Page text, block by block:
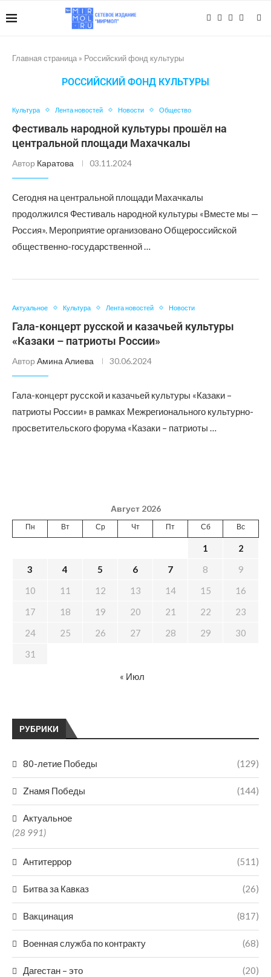
Главная страница » Российский фонд культуры
РОССИЙСКИЙ ФОНД КУЛЬТУРЫ
Культура Лента новостей Новости Общество
Фестиваль народной культуры прошёл на
центральной площади Махачкалы
Автор Каратова 03.11.2024
Сегодня на центральной площади Махачкалы
продолжился Фестиваль народной культуры «Вместе мы —
Россия». Мероприятие организовано Общероссийской
общественно-государственной …
Актуальное Культура Лента новостей Новости
Гала-концерт русской и казачьей культуры
«Казаки – патриоты России»
Автор Амина Алиева 30.06.2024
Гала-концерт русской и казачьей культуры «Казаки –
патриоты России» в рамках Межрегионального культурно-
просветительского форума «Казаки – патриоты …
РУБРИКИ
80-летие Победы (129)
Zнамя Победы (144)
Актуальное
(28 991)
Антитеррор (511)
Битва за Кавказ (26)
Вакцинация (817)
Военная служба по контракту (68)
Дагестан – это (20)
Август 2026
Пн Вт Ср Чт Пт Сб Вс
1
2
3
4 5 6 7 8
9
10
11 12 13 14 15
16
17
18 19 20 21 22
23
24
25 26 27 28 29
30
31
« Июл